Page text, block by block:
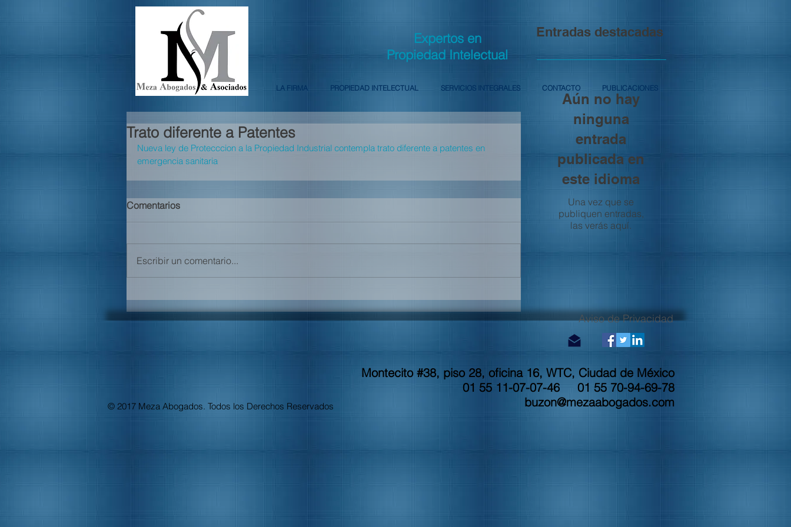
Expertos en
Propiedad Intelectual
LA FIRMA PROPIEDAD INTELECTUAL SERVICIOS INTEGRALES CONTACTO PUBLICACIONES
Entradas destacadas
Trato diferente a Patentes
Nueva ley de Protecccion a la Propiedad Industrial contempla trato diferente a patentes en
emergencia sanitaria
Comentarios
Escribir un comentario...
Aún no hay
ninguna
entrada
publicada en
este idioma
Una vez que se
publiquen entradas,
las verás aquí.
Aviso de Privacidad
© 2017 Meza Abogados. Todos los Derechos Reservados
Montecito #38, piso 28, oficina 16, WTC, Ciudad de México
01 55 11-07-07-46 01 55 70-94-69-78
buzon@mezaabogados.com